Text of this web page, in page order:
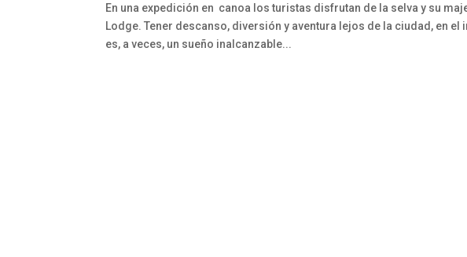
En una expedición en canoa los turistas disfrutan de la selva y su
Lodge. Tener descanso, diversión y aventura lejos de la ciudad, en
es, a veces, un sueño inalcanzable...